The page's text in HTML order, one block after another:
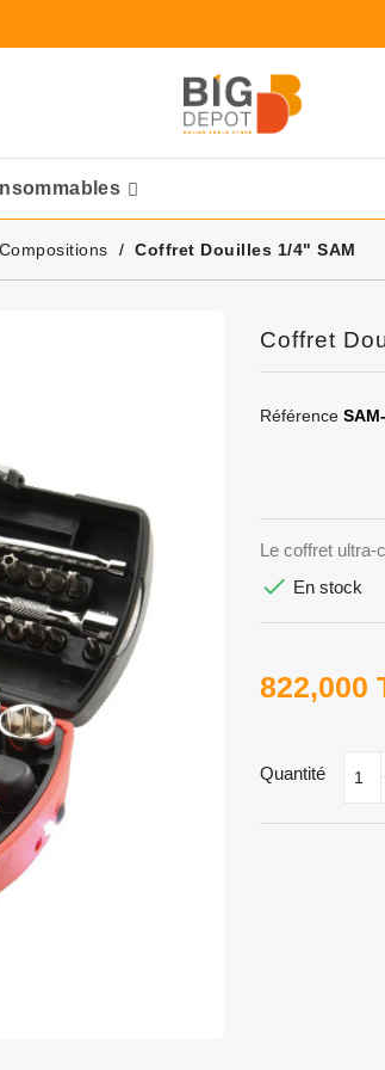
Coffret Douilles 1/4" SAM
Coffret
Référence
Le coffret ultra-
 En stock
822,000
Quantité